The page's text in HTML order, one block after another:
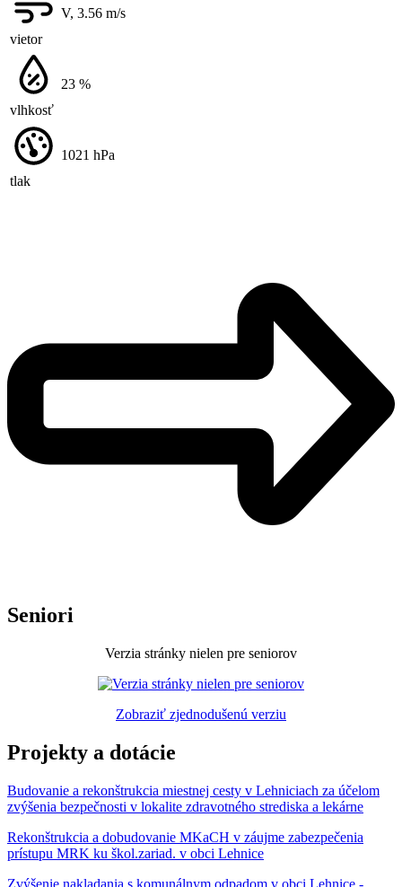
vietor
V, 3.56 m/s
vlhkosť
23 %
tlak
1021 hPa
Seniori
Verzia stránky nielen pre seniorov
Zobraziť zjednodušenú verziu
Projekty a dotácie
Budovanie a rekonštrukcia miestnej cesty v Lehniciach za účelom
zvýšenia bezpečnosti v lokalite zdravotného strediska a lekárne
Rekonštrukcia a dobudovanie MKaCH v záujme zabezpečenia
prístupu MRK ku škol.zariad. v obci Lehnice
Zvýšenie nakladania s komunálnym odpadom v obci Lehnice -